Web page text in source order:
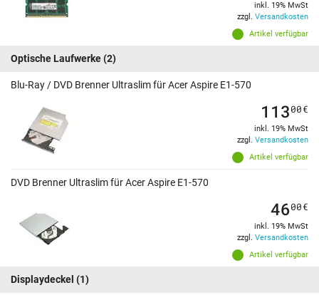
Artikel verfügbar
inkl. 19% MwSt
zzgl. Versandkosten
Optische Laufwerke(2)
Blu-Ray / DVD Brenner Ultraslim für Acer Aspire E1-570
Artikel verfügbar
11300€
inkl. 19% MwSt
zzgl. Versandkosten
DVD Brenner Ultraslim für Acer Aspire E1-570
Artikel verfügbar
4600€
inkl. 19% MwSt
zzgl. Versandkosten
Displaydeckel (1)